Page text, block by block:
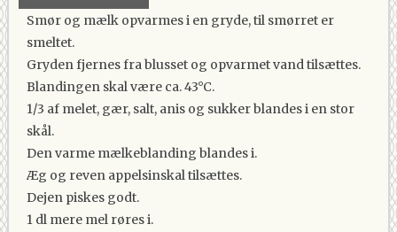
Smør og mælk opvarmes i en gryde, til smørret er
smeltet.
Gryden fjernes fra blusset og opvarmet vand tilsættes.
Blandingen skal være ca. 43°C.
1/3 af melet, gær, salt, anis og sukker blandes i en stor
skål.
Den varme mælkeblanding blandes i.
Æg og reven appelsinskal tilsættes.
Dejen piskes godt.
1 dl mere mel røres i.